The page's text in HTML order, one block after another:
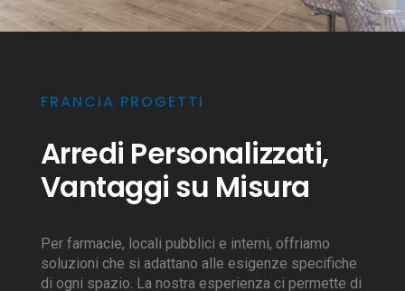
FRANCIA PROGETTI
Arredi Personalizzati,
Vantaggi su Misura
Per farmacie, locali pubblici e interni, offriamo
soluzioni che si adattano alle esigenze specifiche
di ogni spazio. La nostra esperienza ci permette di